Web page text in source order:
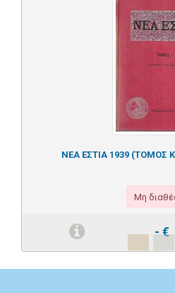
ΝΕΑ ΕΣΤΙΑ 1939 (ΤΟΜΟΣ
Μη
- €